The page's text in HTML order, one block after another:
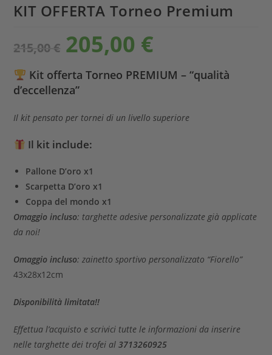
KIT OFFERTA Torneo Premium
215,00 € 205,00 €
Kit offerta Torneo PREMIUM – “qualità
d’eccellenza”
Il kit pensato per tornei di un livello superiore
Il kit include:
Pallone D’oro x1
Scarpetta D’oro x1
Coppa del mondo x1
Omaggio incluso: targhette adesive personalizzate già applicate
da noi!
Omaggio incluso: zainetto sportivo personalizzato “Fiorello”
43x28x12cm
Disponibilitàlimitata!!
Effettua l’acquisto e scrivici tutte le informazioni da inserire
nelle targhette dei trofei al3713260925